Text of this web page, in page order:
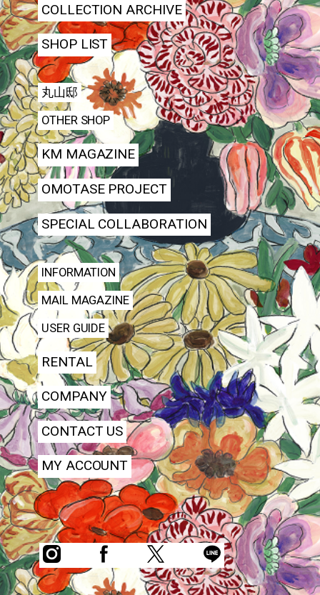
COLLECTION ARCHIVE
SHOP LIST
丸山邸
OTHER SHOP
KM MAGAZINE
OMOTASE PROJECT
SPECIAL COLLABORATION
INFORMATION
MAIL MAGAZINE
USER GUIDE
RENTAL
COMPANY
CONTACT US
MY ACCOUNT